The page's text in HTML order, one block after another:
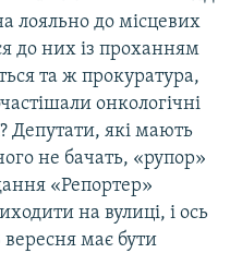
лояльно до місцевих
до них із проханням
та ж прокуратура,
онкологічні
Депутати, які мають
не бачать, «рупор»
«Репортер»
на вулиці, і ось
має бути